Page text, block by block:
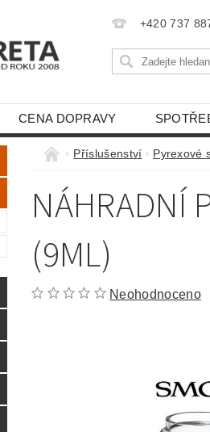
+420 737
CENA DOPRAVY
Příslušenství Pyrexové
NÁHRADNÍ
(9ML)
Neohodnoceno